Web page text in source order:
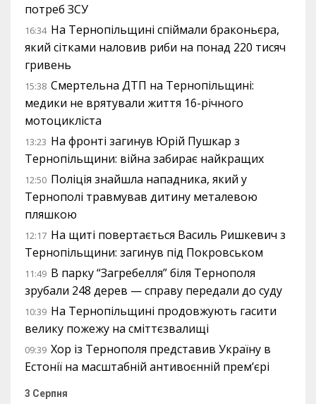
потреб ЗСУ
16:34 На Тернопільщині спіймали браконьєра,
який сітками наловив риби на понад 220 тисяч
гривень
15:38 Смертельна ДТП на Тернопільщині:
медики не врятували життя 16-річного
мотоцикліста
13:23 На фронті загинув Юрій Пушкар з
Тернопільщини: війна забирає найкращих
12:50 Поліція знайшла нападника, який у
Тернополі травмував дитину металевою
пляшкою
12:17 На щиті повертається Василь Ришкевич з
Тернопільщини: загинув під Покровськом
11:49 В парку “Загребелля” біля Тернополя
зрубали 248 дерев — справу передали до суду
10:39 На Тернопільщині продовжують гасити
велику пожежу на сміттєзвалищі
09:39 Хор із Тернополя представив Україну в
Естонії на масштабній антивоєнній прем’єрі
3 Серпня